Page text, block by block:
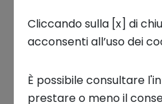
Business Transformation
Ecosystem enabling
INNOVATION CENTER, STARTUP,
Cliccando sulla [x] di
acconsenti all’uso dei
È possibile consultare
prestare o meno il